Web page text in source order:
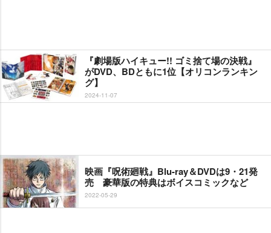
『劇場版ハイキュー!! ゴミ捨て場の決戦』
がDVD、BDともに1位【オリコンランキン
グ】
2024-11-07
映画『呪術廻戦』Blu-ray＆DVDは9・21発
売 豪華版の特典はボイスコミックなど
2022-05-29